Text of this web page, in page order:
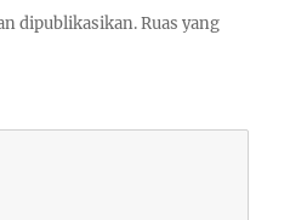
dipublikasikan. Ruas yang